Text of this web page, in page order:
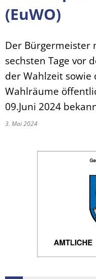
(EuWO)
Der Bürgermeister
sechsten Tage vor
der Wahlzeit
Wahlräume
09.Juni 2024
3. Mai 2024